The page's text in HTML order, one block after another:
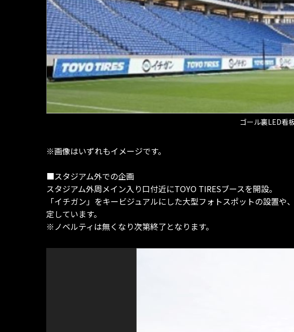
ゴール裏LED看
※画像はいずれもイメージです。
■スタジアム外での企画
スタジアム外周メイン入り口付近にTOYO TIRESブースを開設。
「イチガン」をキービジュアルにした大型フォトスポットの設置
定しています。
※ノベルティは無くなり次第終了となります。